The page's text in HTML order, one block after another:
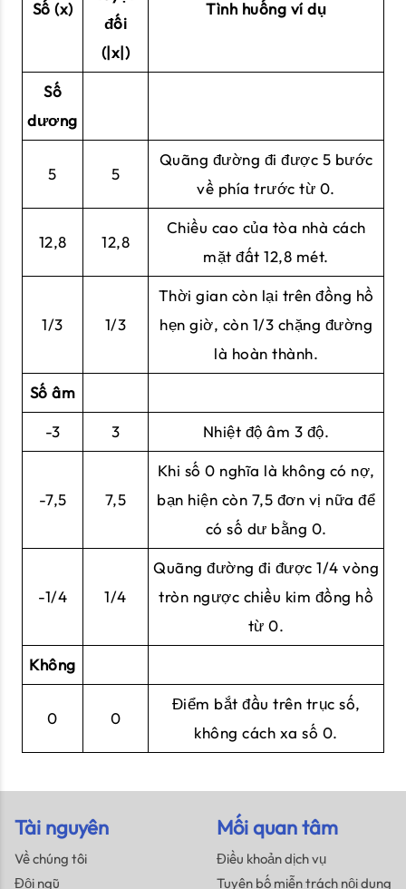
Số (x)
đối
(|x|)
Tình huống ví dụ
Số
dương
5 5
Quãng đường đi được 5 bước
về phía trước từ 0.
12,8 12,8
Chiều cao của tòa nhà cách
mặt đất 12,8 mét.
1/3 1/3
Thời gian còn lại trên đồng hồ
hẹn giờ, còn 1/3 chặng đường
là hoàn thành.
Số âm
-3 3 Nhiệt độ âm 3 độ.
-7,5 7,5
Khi số 0 nghĩa là không có nợ,
bạn hiện còn 7,5 đơn vị nữa để
có số dư bằng 0.
-1/4 1/4
Quãng đường đi được 1/4 vòng
tròn ngược chiều kim đồng hồ
từ 0.
Không
0 0
Điểm bắt đầu trên trục số,
không cách xa số 0.
Tài nguyên
Về chúng tôi
Đội ngũ
Mối quan tâm
Điều khoản dịch vụ
Tuyên bố miễn trách nội dung